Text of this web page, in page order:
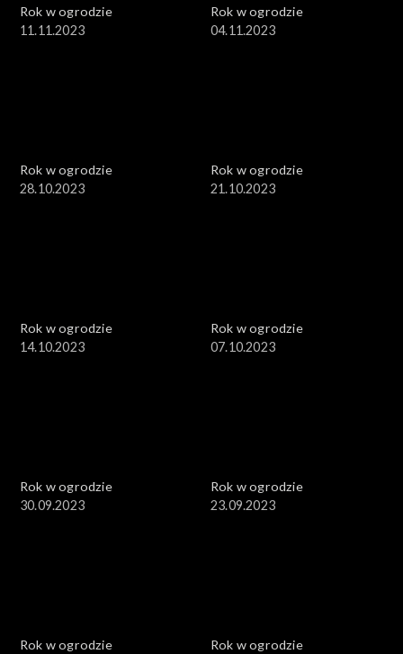
Rok w ogrodzie
11.11.2023
Rok w ogrodzie
04.11.2023
Rok w ogrodzie
28.10.2023
Rok w ogrodzie
21.10.2023
Rok w ogrodzie
14.10.2023
Rok w ogrodzie
07.10.2023
Rok w ogrodzie
30.09.2023
Rok w ogrodzie
23.09.2023
Rok w ogrodzie
Rok w ogrodzie